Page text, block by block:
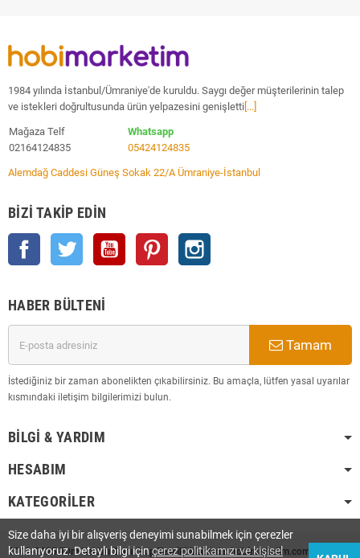
1984 yılında İstanbul/Ümraniye'de kuruldu. Saygı değer müşterilerinin talep
ve istekleri doğrultusunda ürün yelpazesini genişletti [...]
Mağaza Telf
02164124835
Whatsapp
05424124835
Alemdağ Caddesi Güneş Sokak 22/A Ümraniye-İstanbul
BIZI TAKIP EDIN
Facebook Twitter YouTube Pinterest
HABER BÜLTENI
Tamam
İstediğiniz bir zaman abonelikten çıkabilirsiniz. Bu amaçla, lütfen yasal uyarılar
kısmındaki iletişim bilgilerimizi bulun.
BILGI & YARDIM
HESABIM
KATEGORILER
2008-2025 Tüm Hakları Saklı Olup Tescilli Markadır. hobimarketim.com
Size daha iyi bir alışveriş deneyimi sunabilmek için çerezler
kullanıyoruz. Detaylı bilgi içinçerez politikamızı ve kişisel